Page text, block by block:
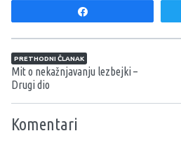
Navigacija članaka
PRETHODNI ČLANAK
Mit o nekažnjavanju lezbejki –
Drugi dio
Komentari